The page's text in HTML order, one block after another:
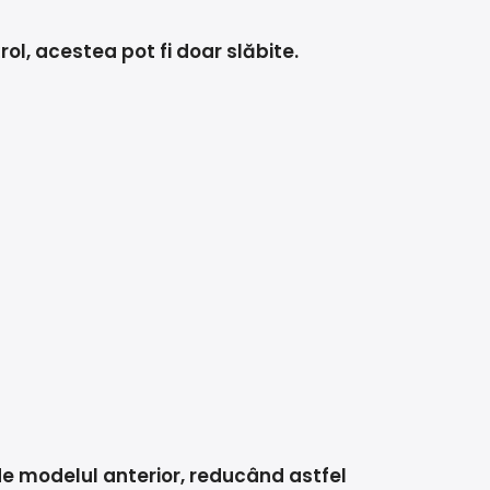
acestea pot fi doar slăbite.
modelul anterior, reducând astfel